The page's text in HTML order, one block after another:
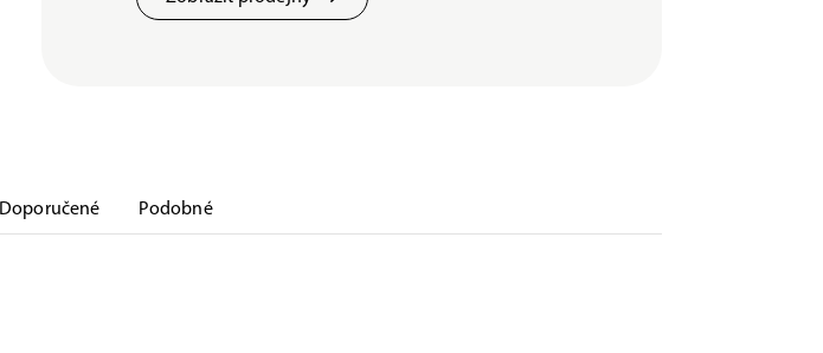
Doporučené Podobné